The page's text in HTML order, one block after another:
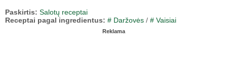
Paskirtis: Salotų receptai
Receptai pagal ingredientus: # Daržovės / # Vaisiai
Reklama